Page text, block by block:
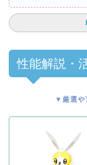
性能解説・
▼厳選や